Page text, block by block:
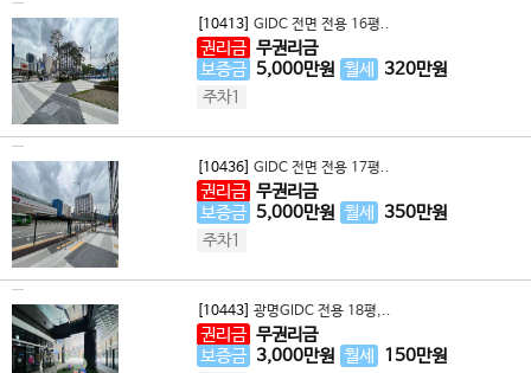
[10413] GIDC 전면 전용 16평..
권리금 무권리금
보증금 5,000만원 월세 320만원
주차1
[10436] GIDC 전면 전용 17평..
권리금 무권리금
보증금 5,000만원 월세 350만원
주차1
[10443] 광명GIDC 전용 18평,..
권리금 무권리금
보증금 3,000만원 월세 150만원